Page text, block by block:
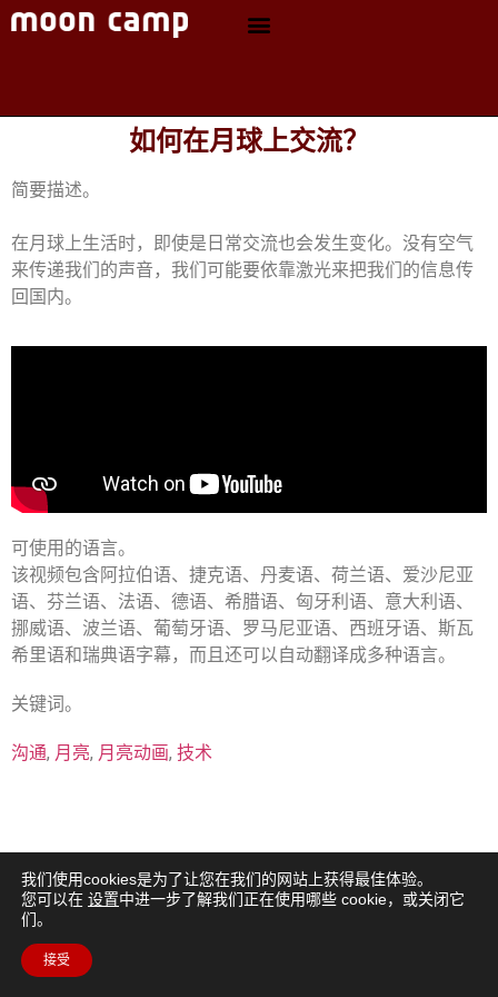
如何在月球上交流？
简要描述。
在月球上生活时，即使是日常交流也会发生变化。没有空气
来传递我们的声音，我们可能要依靠激光来把我们的信息传
回国内。
可使用的语言。
该视频包含阿拉伯语、捷克语、丹麦语、荷兰语、爱沙尼亚
语、芬兰语、法语、德语、希腊语、匈牙利语、意大利语、
挪威语、波兰语、葡萄牙语、罗马尼亚语、西班牙语、斯瓦
希里语和瑞典语字幕，而且还可以自动翻译成多种语言。
关键词。
沟通, 月亮, 月亮动画, 技术
我们使用cookies是为了让您在我们的网站上获得最佳体验。
您可以在 设置中进一步了解我们正在使用哪些 cookie，或关闭它
们。
接受